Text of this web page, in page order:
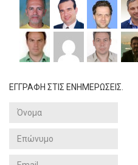
ΕΓΓΡΑΦΗ ΣΤΙΣ ΕΝΗΜΕΡΩΣΕΙΣ.